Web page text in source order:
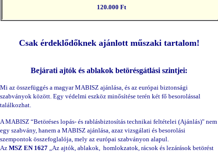
120.000 Ft
Csak érdeklődőknek ajánlott műszaki tartalom!
Bejárati ajtók és ablakok betörésgátlási szintjei:
Mi az összefüggés a magyar MABISZ ajánlása, és az európai biztonsági
szabványok között. Egy védelmi eszköz minősítése terén két fő besorolással
találkozhat.
A MABISZ “Betöréses lopás- és rablásbiztosítás technikai feltételei (Ajánlás)" nem
egy szabvány, hanem a MABISZ ajánlása, azaz vizsgálati és besorolási
szempontok összefoglalója, mely az európai szabványon alapul.
Az MSZ EN 1627 „Az ajtók, ablakok, homlokzatok, rácsok és lezárások betörést